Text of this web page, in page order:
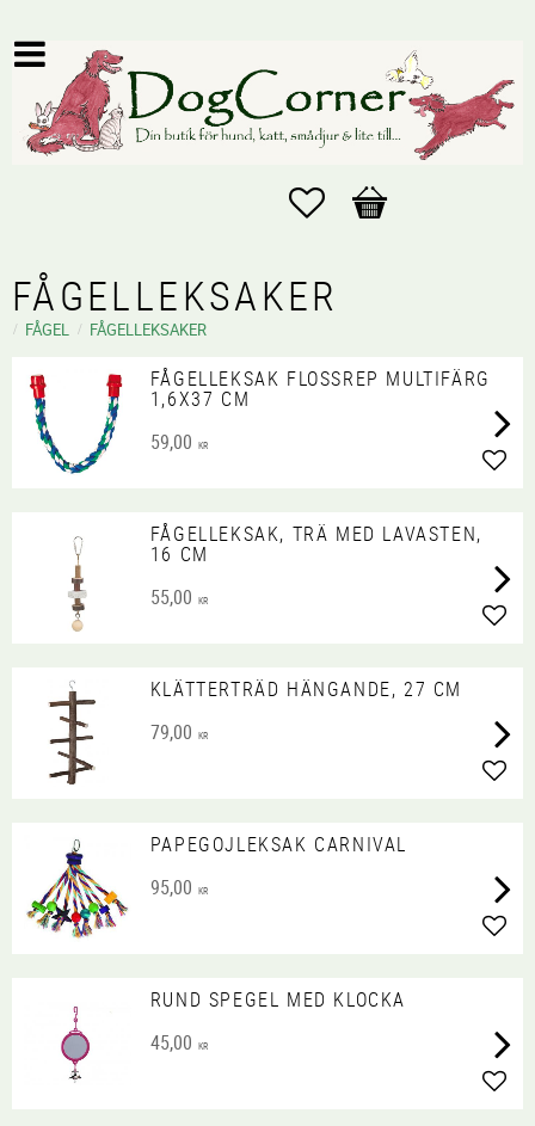
Favoriter
Kundvagn
FÅGELLEKSAKER
FÅGEL FÅGELLEKSAKER
FÅGELLEKSAK FLOSSREP MULTIFÄRG
1,6X37 CM
59,00 KR
FÅGELLEKSAK, TRÄ MED LAVASTEN,
16 CM
55,00 KR
KLÄTTERTRÄD HÄNGANDE, 27 CM
79,00 KR
PAPEGOJLEKSAK CARNIVAL
95,00 KR
RUND SPEGEL MED KLOCKA
45,00 KR